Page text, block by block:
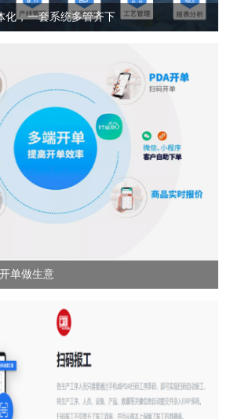
化，一套系统多管齐下
单做生意